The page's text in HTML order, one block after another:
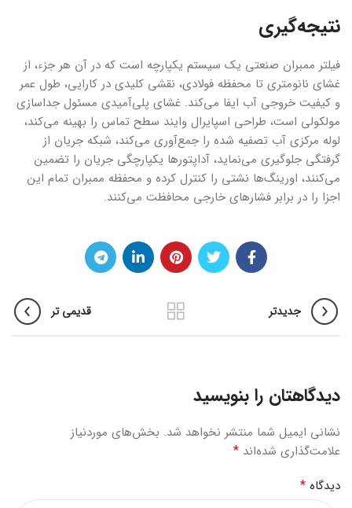
نتیجه‌گیری
فیلتر ممبران صنعتی یک سیستم یکپارچه است که در آن هر جزء، از
غشای نانومتری تا محفظه فولادی، نقشی کلیدی در کارایی، طول عمر
و کیفیت خروجی آب ایفا می‌کند. غشای پلی‌آمیدی مسئول جداسازی
مولکولی است، طراحی اسپایرال وایند سطح تماس را بهینه می‌کند،
لوله مرکزی آب تصفیه شده را جمع‌آوری می‌کند، شبکه جریان از
گرفتگی جلوگیری می‌نماید، آداپتورها یکپارچگی جریان را تضمین
می‌کنند، اورینگ‌ها نشتی را کنترل کرده و محفظه ممبران تمام این
اجزا را در برابر فشارهای خارجی محافظت می‌کنند.
جدیدتر قدیمی تر
دیدگاهتان را بنویسید
نشانی ایمیل شما منتشر نخواهد شد. بخش‌های موردنیاز
علامت‌گذاری شده‌اند *
دیدگاه *